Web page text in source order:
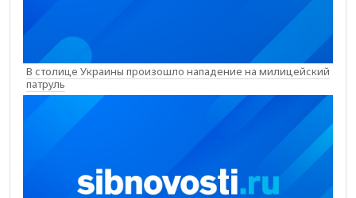
В столице Украины произошло нападение на милицейский
патруль